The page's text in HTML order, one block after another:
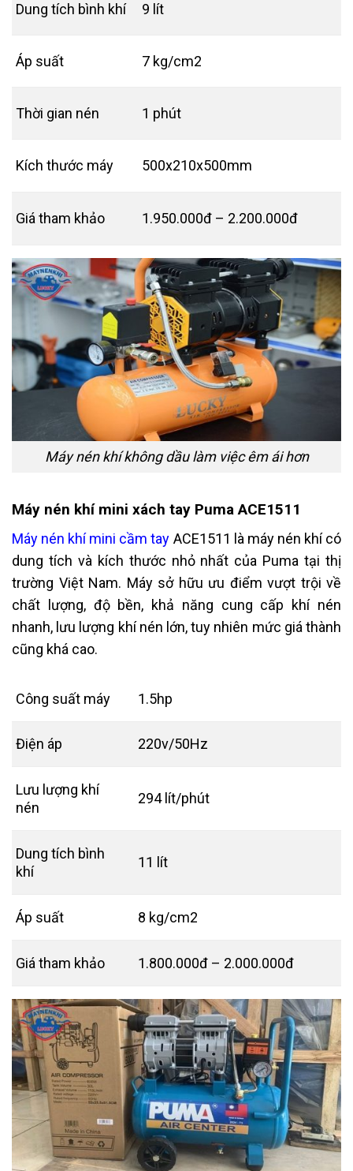
Dung tích bình khí 9 lít
Áp suất 7 kg/cm2
Thời gian nén 1 phút
Kích thước máy 500x210x500mm
Giá tham khảo 1.950.000đ – 2.200.000đ
Máy nén khí không dầu làm việc êm ái hơn
Máy nén khí mini xách tay Puma ACE1511
Máy nén khí mini cầm tay ACE1511 là máy nén khí có
dung tích và kích thước nhỏ nhất của Puma tại thị
trường Việt Nam. Máy sở hữu ưu điểm vượt trội về
chất lượng, độ bền, khả năng cung cấp khí nén
nhanh, lưu lượng khí nén lớn, tuy nhiên mức giá thành
cũng khá cao.
Công suất máy 1.5hp
Điện áp 220v/50Hz
Lưu lượng khí
nén
294 lít/phút
Dung tích bình
khí
11 lít
Áp suất 8 kg/cm2
Giá tham khảo 1.800.000đ – 2.000.000đ